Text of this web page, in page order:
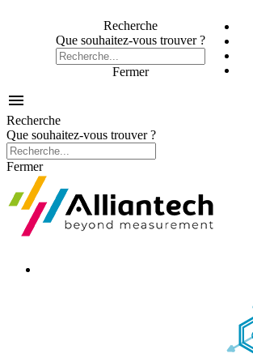
Recherche
Que souhaitez-vous trouver ?
Fermer

Recherche
Que souhaitez-vous trouver ?
Fermer